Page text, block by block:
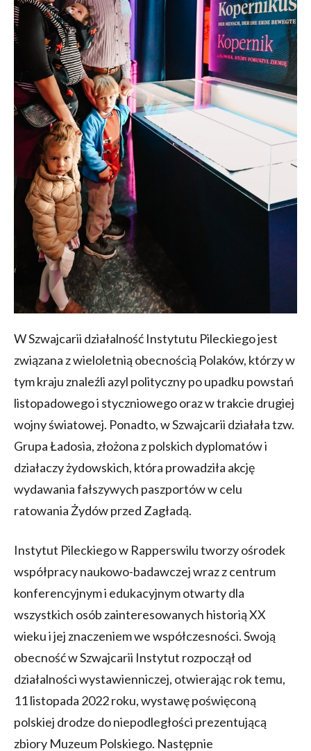
W Szwajcarii działalność Instytutu Pileckiego jest
związana z wieloletnią obecnością Polaków, którzy w
tym kraju znaleźli azyl polityczny po upadku powstań
listopadowego i styczniowego oraz w trakcie drugiej
wojny światowej. Ponadto, w Szwajcarii działała tzw.
Grupa Ładosia, złożona z polskich dyplomatów i
działaczy żydowskich, która prowadziła akcję
wydawania fałszywych paszportów w celu
ratowania Żydów przed Zagładą.
Instytut Pileckiego w Rapperswilu tworzy ośrodek
współpracy naukowo-badawczej wraz z centrum
konferencyjnym i edukacyjnym otwarty dla
wszystkich osób zainteresowanych historią XX
wieku i jej znaczeniem we współczesności. Swoją
obecność w Szwajcarii Instytut rozpoczął od
działalności wystawienniczej, otwierając rok temu,
11 listopada 2022 roku, wystawę poświęconą
polskiej drodze do niepodległości prezentującą
zbiory Muzeum Polskiego. Następnie